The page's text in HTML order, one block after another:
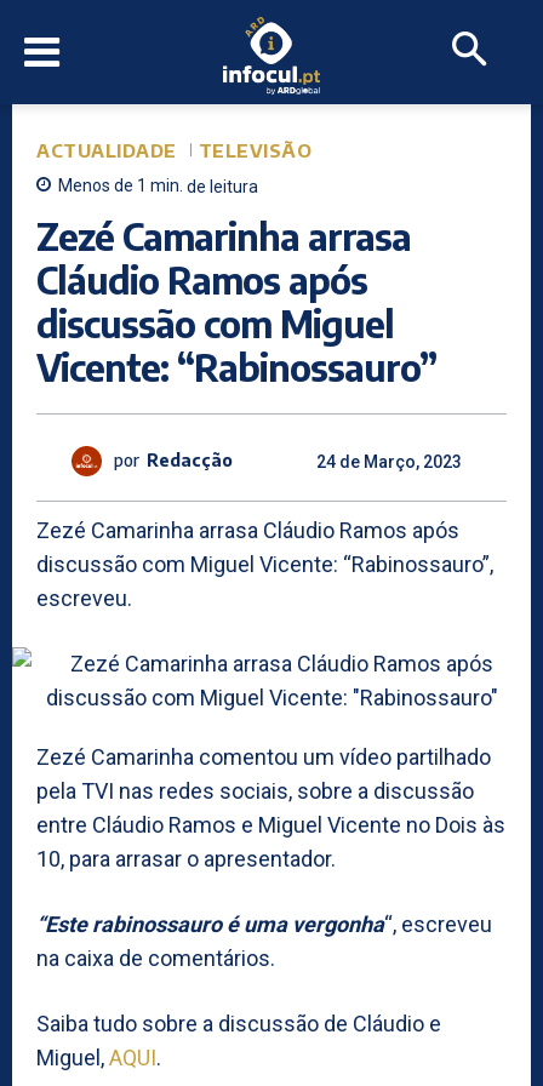
ACTUALIDADE TELEVISÃO
Menos de 1 min. de leitura
Zezé Camarinha arrasa
Cláudio Ramos após
discussão com Miguel
Vicente: “Rabinossauro”
por Redacção 24 de Março, 2023
Zezé Camarinha arrasa Cláudio Ramos após
discussão com Miguel Vicente: “Rabinossauro”,
escreveu.
Zezé Camarinha comentou um vídeo partilhado
pela TVI nas redes sociais, sobre a discussão
entre Cláudio Ramos e Miguel Vicente no Dois às
10, para arrasar o apresentador.
“Este rabinossauro é uma vergonha“, escreveu
na caixa de comentários.
Saiba tudo sobre a discussão de Cláudio e
Miguel,AQUI.